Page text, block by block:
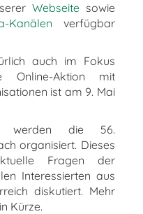
Webseite sowie
Kanälen verfügbar
auch im Fokus
Online-Aktion mit
ist am 9. Mai
werden die 56.
organisiert. Dieses
Fragen der
Interessierten aus
diskutiert. Mehr
Kürze.